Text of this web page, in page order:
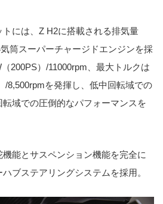
には、Z H2に搭載される排気量
筒スーパーチャージドエンジンを採
200PS）/11000rpm、最大トルクは
/8,500rpmを発揮し、低中回転域での
域での圧倒的なパフォーマンスを
能とサスペンション機能を完全に
ブステアリングシステムを採用。